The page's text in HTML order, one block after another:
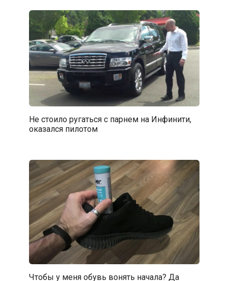
Не стоило ругаться с парнем на Инфинити,
оказался пилотом
Чтобы у меня обувь вонять начала? Да